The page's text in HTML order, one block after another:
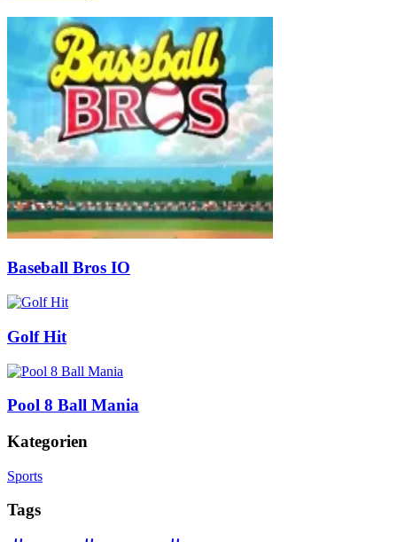
Baseball Bros IO
Golf Hit
Pool 8 Ball Mania
Kategorien
Sports
Tags